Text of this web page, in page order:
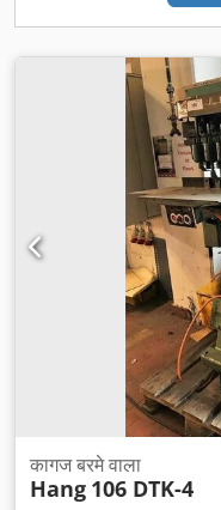
कागज बरमे वाला
Hang 106 DTK-4